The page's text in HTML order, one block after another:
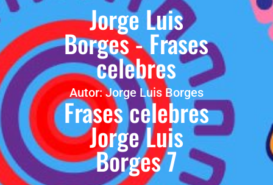
Jorge Luis
Borges - Frases
celebres
Autor: Jorge Luis Borges
Frases celebres
Jorge Luis
Borges 7